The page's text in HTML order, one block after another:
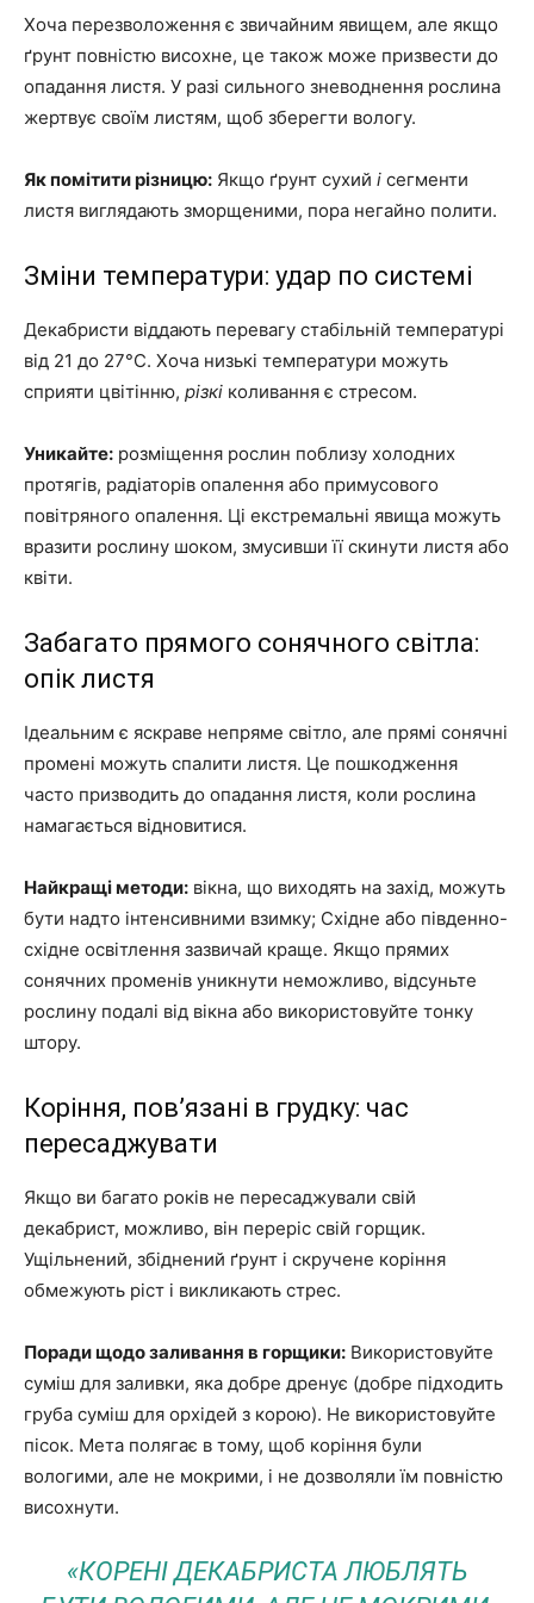
Хоча перезволоження є звичайним явищем, але якщо
ґрунт повністю висохне, це також може призвести до
опадання листя. У разі сильного зневоднення рослина
жертвує своїм листям, щоб зберегти вологу.
Як помітити різницю: Якщо ґрунт сухий і сегменти
листя виглядають зморщеними, пора негайно полити.
Зміни температури: удар по системі
Декабристи віддають перевагу стабільній температурі
від 21 до 27°С. Хоча низькі температури можуть
сприяти цвітінню, різкі коливання є стресом.
Уникайте: розміщення рослин поблизу холодних
протягів, радіаторів опалення або примусового
повітряного опалення. Ці екстремальні явища можуть
вразити рослину шоком, змусивши її скинути листя або
квіти.
Забагато прямого сонячного світла:
опік листя
Ідеальним є яскраве непряме світло, але прямі сонячні
промені можуть спалити листя. Це пошкодження
часто призводить до опадання листя, коли рослина
намагається відновитися.
Найкращі методи: вікна, що виходять на захід, можуть
бути надто інтенсивними взимку; Східне або південно-
східне освітлення зазвичай краще. Якщо прямих
сонячних променів уникнути неможливо, відсуньте
рослину подалі від вікна або використовуйте тонку
штору.
Коріння, пов’язані в грудку: час
пересаджувати
Якщо ви багато років не пересаджували свій
декабрист, можливо, він переріс свій горщик.
Ущільнений, збіднений ґрунт і скручене коріння
обмежують ріст і викликають стрес.
Поради щодо заливання в горщики: Використовуйте
суміш для заливки, яка добре дренує (добре підходить
груба суміш для орхідей з корою). Не використовуйте
пісок. Мета полягає в тому, щоб коріння були
вологими, але не мокрими, і не дозволяли їм повністю
висохнути.
«КОРЕНІ ДЕКАБРИСТА ЛЮБЛЯТЬ